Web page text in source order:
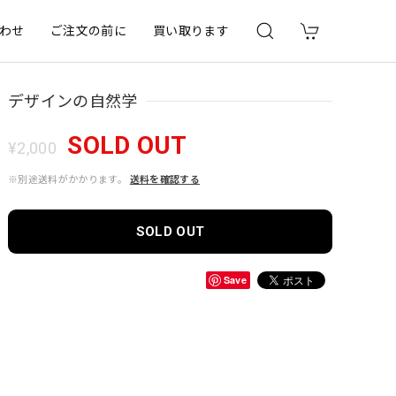
せ ご注文の前に 買い取ります
デザインの自然学
¥2,000 SOLD OUT
※別途送料がかかります。 送料を確認する
SOLD OUT
Save